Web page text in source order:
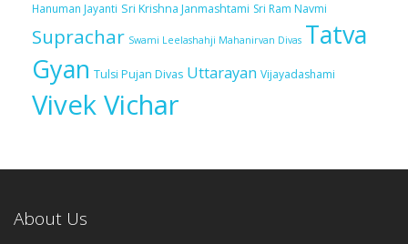
Hanuman Jayanti Sri Krishna Janmashtami Sri Ram Navmi
Suprachar Swami Leelashahji Mahanirvan Divas Tatva
Gyan Tulsi Pujan Divas Uttarayan Vijayadashami
Vivek Vichar
About Us